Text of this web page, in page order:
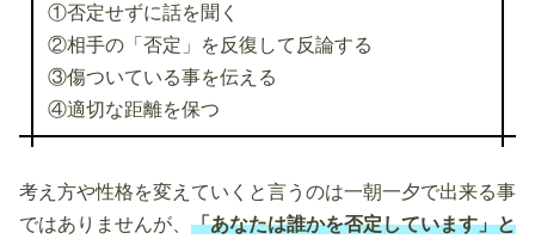
①否定せずに話を聞く
②相手の「否定」を反復して反論する
③傷ついている事を伝える
④適切な距離を保つ
考え方や性格を変えていくと言うのは一朝一夕で出来る事
ではありませんが、 「あなたは誰かを否定しています」と